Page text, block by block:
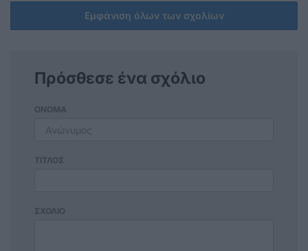
Εμφάνιση όλων των σχολίων
Πρόσθεσε ένα σχόλιο
ΟΝΟΜΑ
ΤΙΤΛΟΣ
ΣΧΟΛΙΟ